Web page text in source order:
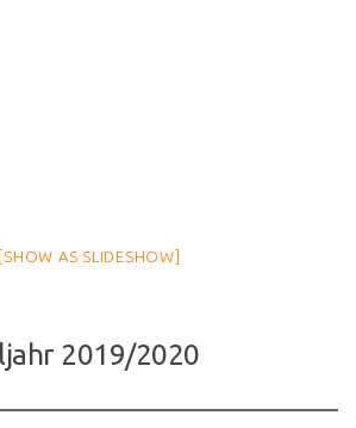
[SHOW AS SLIDESHOW]
2019/2020